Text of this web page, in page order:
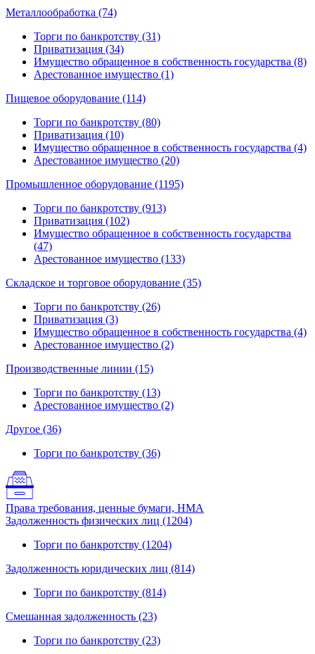
Металлообработка (74)
Торги по банкротству (31)
Приватизация (34)
Имущество обращенное в собственность государства (8)
Арестованное имущество (1)
Пищевое оборудование (114)
Торги по банкротству (80)
Приватизация (10)
Имущество обращенное в собственность государства (4)
Арестованное имущество (20)
Промышленное оборудование (1195)
Торги по банкротству (913)
Приватизация (102)
Имущество обращенное в собственность государства
(47)
Арестованное имущество (133)
Складское и торговое оборудование (35)
Торги по банкротству (26)
Приватизация (3)
Имущество обращенное в собственность государства (4)
Арестованное имущество (2)
Производственные линии (15)
Торги по банкротству (13)
Арестованное имущество (2)
Другое (36)
Торги по банкротству (36)
Права требования, ценные бумаги, НМА
Задолженность физических лиц (1204)
Торги по банкротству (1204)
Задолженность юридических лиц (814)
Торги по банкротству (814)
Смешанная задолженность (23)
Торги по банкротству (23)